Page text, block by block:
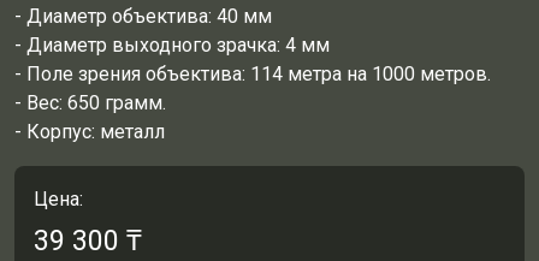
- Диаметр объектива: 40 мм
- Диаметр выходного зрачка: 4 мм
- Поле зрения объектива: 114 метра на 1000 метров.
- Вес: 650 грамм.
- Корпус: металл
Цена:
39 300 ₸